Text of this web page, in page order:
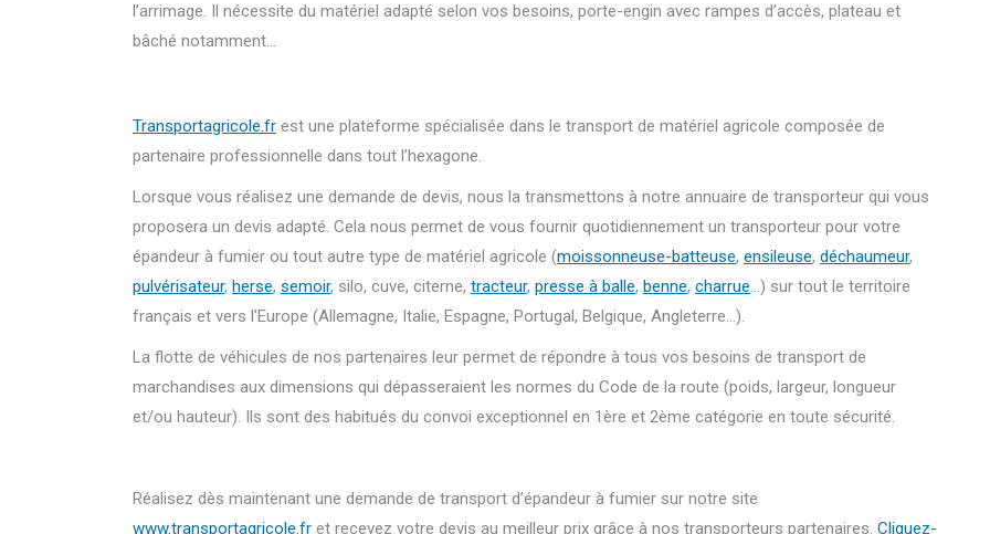
l’arrimage. Il nécessite du matériel adapté selon vos besoins, porte-engin avec rampes d’accès, plateau et
bâché notamment…
Transportagricole.fr est une plateforme spécialisée dans le transport de matériel agricole composée de
partenaire professionnelle dans tout l’hexagone.
Lorsque vous réalisez une demande de devis, nous la transmettons à notre annuaire de transporteur qui vous
proposera un devis adapté. Cela nous permet de vous fournir quotidiennement un transporteur pour votre
épandeur à fumier ou tout autre type de matériel agricole (moissonneuse-batteuse, ensileuse, déchaumeur,
pulvérisateur, herse, semoir, silo, cuve, citerne, tracteur, presse à balle, benne, charrue…) sur tout le territoire
français et vers l’Europe (Allemagne, Italie, Espagne, Portugal, Belgique, Angleterre…).
La flotte de véhicules de nos partenaires leur permet de répondre à tous vos besoins de transport de
marchandises aux dimensions qui dépasseraient les normes du Code de la route (poids, largeur, longueur
et/ou hauteur). Ils sont des habitués du convoi exceptionnel en 1ère et 2ème catégorie en toute sécurité.
Réalisez dès maintenant une demande de transport d’épandeur à fumier sur notre site
www.transportagricole.fr et recevez votre devis au meilleur prix grâce à nos transporteurs partenaires. Cliquez-